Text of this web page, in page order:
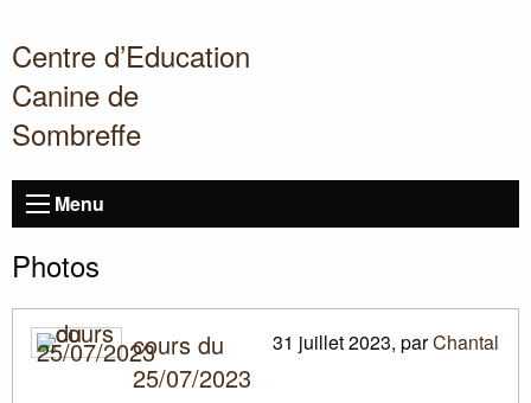
Centre d’Education
Canine de
Sombreffe
Menu
Photos
31 juillet 2023, parChantal
cours du
25/07/2023